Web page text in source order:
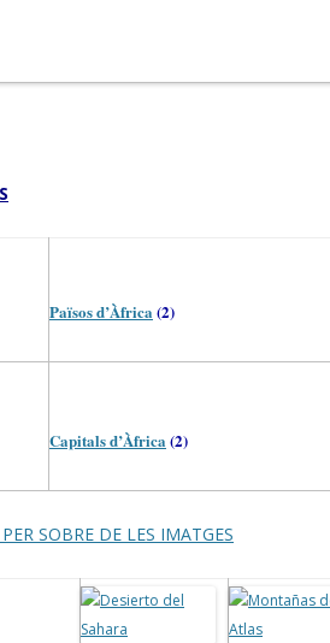
Països d’Àfrica (2)
Capitals d’Àfrica (2)
SOBRE DE LES IMATGES